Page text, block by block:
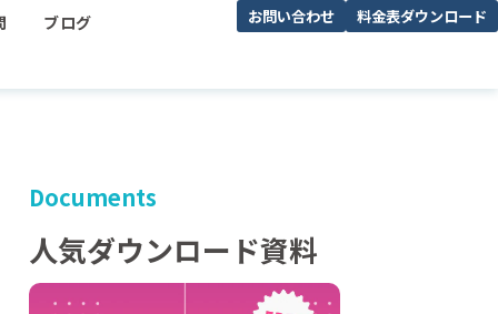
ブログ お問い合わせ 料金表ダウンロード
Documents
人気ダウンロード資料